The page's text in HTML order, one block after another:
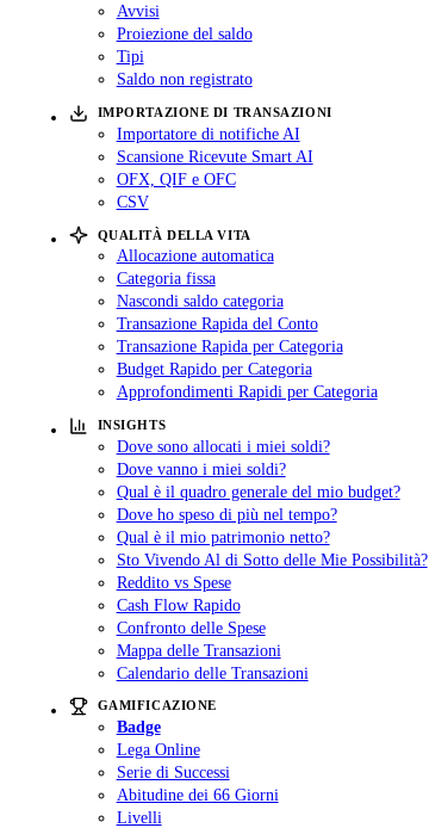
Avvisi
Proiezione del saldo
Tipi
Saldo non registrato
IMPORTAZIONE DI TRANSAZIONI
Importatore di notifiche AI
Scansione Ricevute Smart AI
OFX, QIF e OFC
CSV
QUALITÀ DELLA VITA
Allocazione automatica
Categoria fissa
Nascondi saldo categoria
Transazione Rapida del Conto
Transazione Rapida per Categoria
Budget Rapido per Categoria
Approfondimenti Rapidi per Categoria
INSIGHTS
Dove sono allocati i miei soldi?
Dove vanno i miei soldi?
Qual è il quadro generale del mio budget?
Dove ho speso di più nel tempo?
Qual è il mio patrimonio netto?
Sto Vivendo Al di Sotto delle Mie Possibilità?
Reddito vs Spese
Cash Flow Rapido
Confronto delle Spese
Mappa delle Transazioni
Calendario delle Transazioni
GAMIFICAZIONE
Badge
Lega Online
Serie di Successi
Abitudine dei 66 Giorni
Livelli